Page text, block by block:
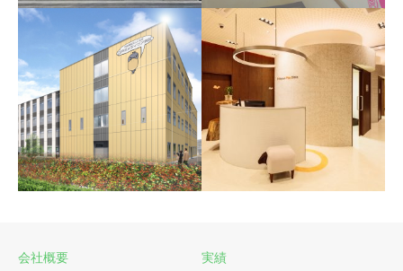
江戸川病院新棟 江戸川病院
江戸川メディケア病院 江戸川プラスクリニック
会社概要 実績